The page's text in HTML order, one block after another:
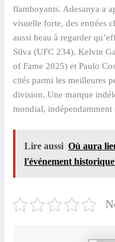
flamboyants. Adesanya a
visuelle forte, des entrées
aussi beau à regarder
Silva (UFC 234), Kelvin
of Fame 2025) et Paulo
cités parmi les meilleures
division. Une marque
mondial, indépendamment
Lire aussi Où aura
l'événement